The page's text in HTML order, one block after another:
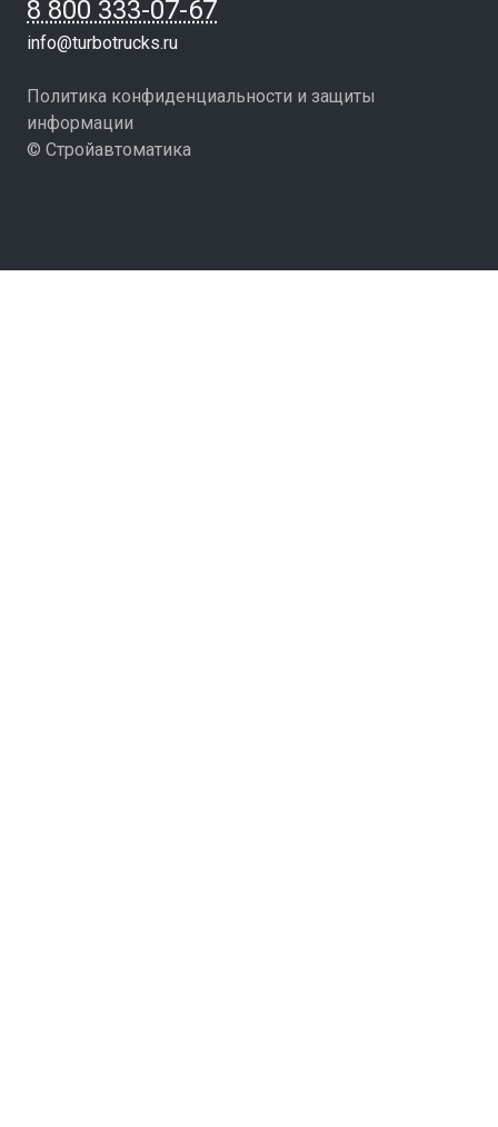
8 800 333-07-67
info@turbotrucks.ru
Политика конфиденциальности и защиты
информации
© Стройавтоматика